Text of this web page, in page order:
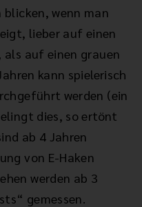
blicken, wenn man
lieber auf einen
auf einen grauen
kann spielerisch
werden (ein
dies, so ertönt
ab 4 Jahren
von E-Haken
werden ab 3
gemessen.